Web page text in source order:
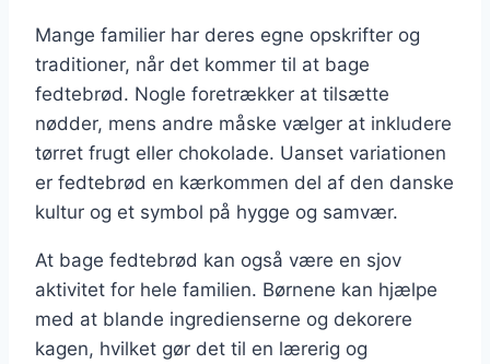
Mange familier har deres egne opskrifter og
traditioner, når det kommer til at bage
fedtebrød. Nogle foretrækker at tilsætte
nødder, mens andre måske vælger at inkludere
tørret frugt eller chokolade. Uanset variationen
er fedtebrød en kærkommen del af den danske
kultur og et symbol på hygge og samvær.
At bage fedtebrød kan også være en sjov
aktivitet for hele familien. Børnene kan hjælpe
med at blande ingredienserne og dekorere
kagen, hvilket gør det til en lærerig og